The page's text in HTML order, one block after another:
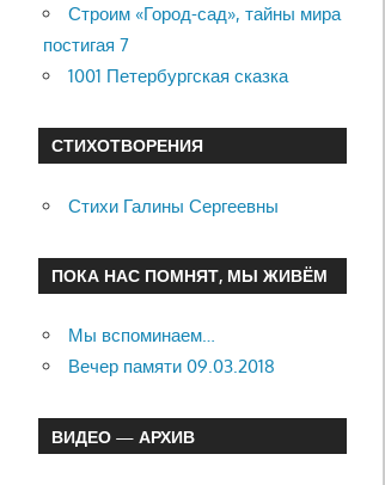
Строим «Город-сад», тайны мира
постигая 7
1001 Петербургская сказка
СТИХОТВОРЕНИЯ
Стихи Галины Сергеевны
ПОКА НАС ПОМНЯТ, МЫ ЖИВЁМ
Мы вспоминаем…
Вечер памяти 09.03.2018
ВИДЕО — АРХИВ